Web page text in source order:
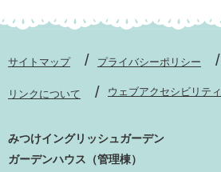
サイトマップ プライバシーポリシー
リンクについて ウェブアクセシビリティ
みつけイングリッシュガーデン
ガーデンハウス（管理棟）